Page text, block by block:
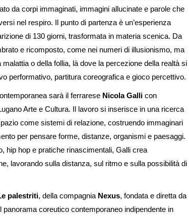
da corpi immaginati, immagini allucinate e parole che
nel respiro. Il punto di partenza è un’esperienza
di 130 giorni, trasformata in materia scenica. Da
e ricomposto, come nei numeri di illusionismo, ma
o della follia, là dove la percezione della realtà si
performativo, partitura coreografica e gioco percettivo.
sarà il ferrarese Nicola Galli con
Arte e Cultura. Il lavoro si inserisce in una ricerca
come sistemi di relazione, costruendo immaginari
per pensare forme, distanze, organismi e paesaggi.
hip hop e pratiche rinascimentali, Galli crea
lavorando sulla distanza, sul ritmo e sulla possibilità di
palestriti, della compagnia Nexus, fondata e diretta da
coreutico contemporaneo indipendente in